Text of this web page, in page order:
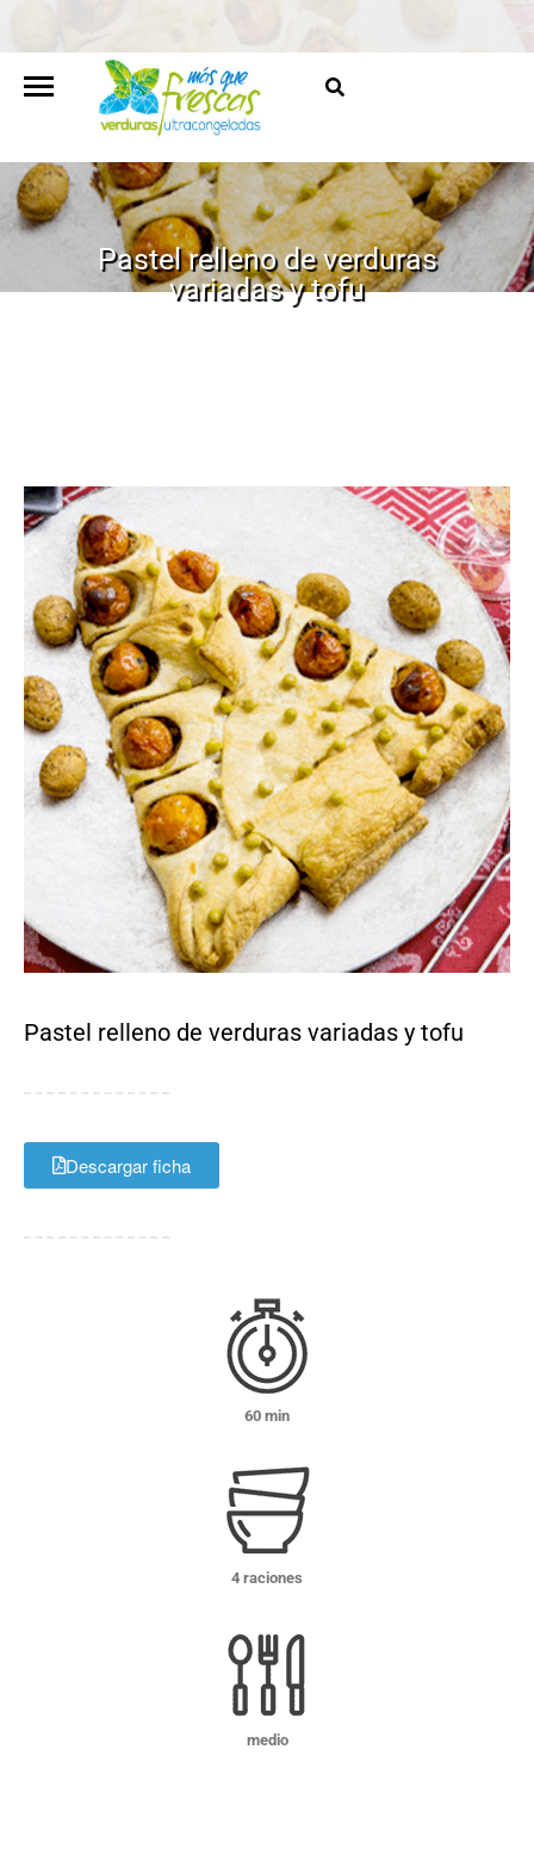
Pastel relleno de verduras
variadas y tofu
Pastel relleno de verduras variadas y tofu
Descargar ficha
60 min
4 raciones
medio